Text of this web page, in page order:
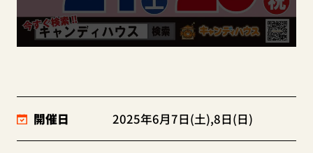
開催日 2025年6月7日(土),8日(日)